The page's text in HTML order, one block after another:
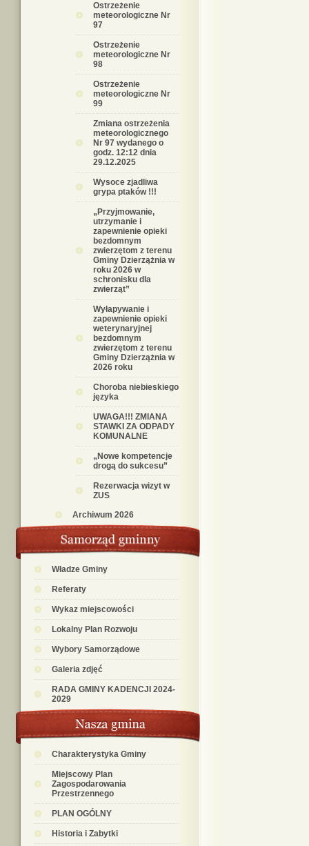
Ostrzeżenie
meteorologiczne Nr
97
Ostrzeżenie
meteorologiczne Nr
98
Ostrzeżenie
meteorologiczne Nr
99
Zmiana ostrzeżenia
meteorologicznego
Nr 97 wydanego o
godz. 12:12 dnia
29.12.2025
Wysoce zjadliwa
grypa ptaków !!!
„Przyjmowanie,
utrzymanie i
zapewnienie opieki
bezdomnym
zwierzętom z terenu
Gminy Dzierzążnia w
roku 2026 w
schronisku dla
zwierząt”
Wyłapywanie i
zapewnienie opieki
weterynaryjnej
bezdomnym
zwierzętom z terenu
Gminy Dzierzążnia w
2026 roku
Choroba niebieskiego
języka
UWAGA!!! ZMIANA
STAWKI ZA ODPADY
KOMUNALNE
„Nowe kompetencje
drogą do sukcesu”
Rezerwacja wizyt w
ZUS
Archiwum 2026
Władze Gminy
Referaty
Wykaz miejscowości
Lokalny Plan Rozwoju
Wybory Samorządowe
Galeria zdjęć
RADA GMINY KADENCJI 2024-
2029
Charakterystyka Gminy
Miejscowy Plan
Zagospodarowania
Przestrzennego
PLAN OGÓLNY
Historia i Zabytki